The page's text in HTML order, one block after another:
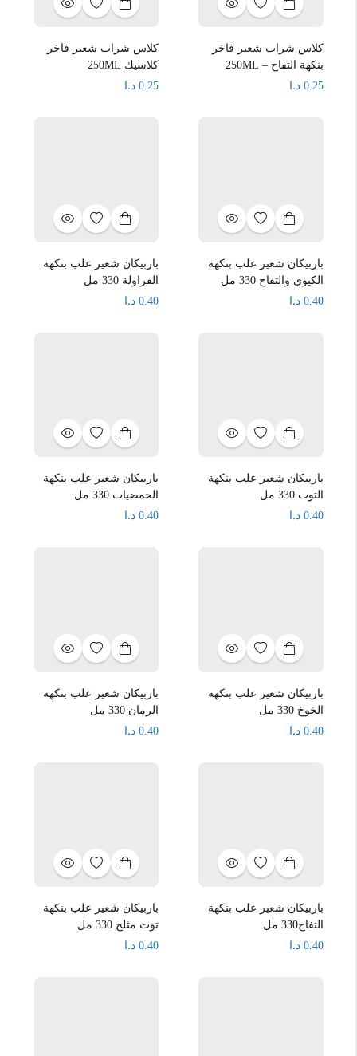
كلاس شراب شعير فاخر
بنكهة التفاح – 250ML
0.25 د.ا
كلاس شراب شعير فاخر
كلاسيك 250ML
0.25 د.ا
باربيكان شعير علب بنكهة
الكيوي والتفاح 330 مل
0.40 د.ا
باربيكان شعير علب بنكهة
الفراولة 330 مل
0.40 د.ا
باربيكان شعير علب بنكهة
التوت 330 مل
0.40 د.ا
باربيكان شعير علب بنكهة
الحمضيات 330 مل
0.40 د.ا
باربيكان شعير علب بنكهة
الخوخ 330 مل
0.40 د.ا
باربيكان شعير علب بنكهة
الرمان 330 مل
0.40 د.ا
باربيكان شعير علب بنكهة
التفاح330 مل
0.40 د.ا
باربيكان شعير علب بنكهة
توت مثلج 330 مل
0.40 د.ا